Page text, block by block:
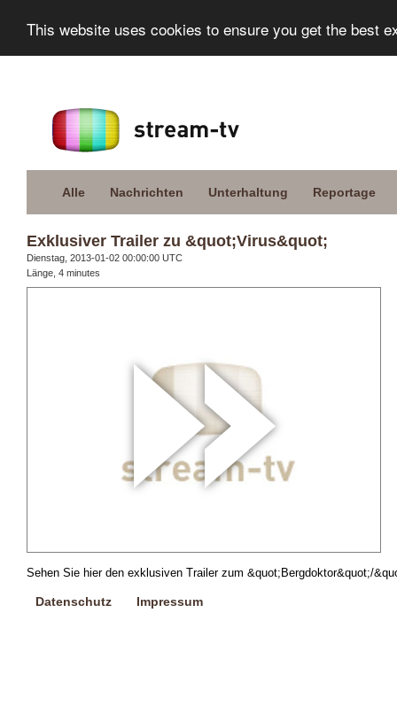
This website uses cookies to ensure you get the best
Alle Nachrichten Unterhaltung Reportage
Exklusiver Trailer zu &quot;Virus&quot;
Dienstag, 2013-01-02 00:00:00 UTC
Länge, 4 minutes
Sehen Sie hier den exklusiven Trailer zum &quot;Bergdoktor&quot;/
Datenschutz Impressum